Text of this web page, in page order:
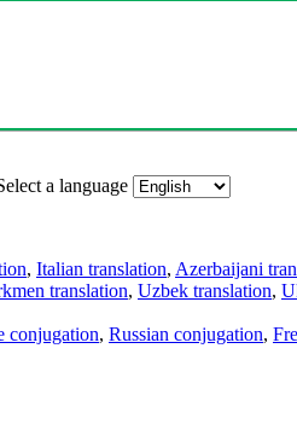
a language
, Italian translation, Azerbaijani
translation, Uzbek translation,
conjugation, Russian conjugation,